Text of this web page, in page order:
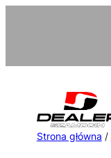
Strona główna /